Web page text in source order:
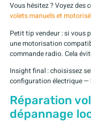
Vous hésitez ? Voyez
volets manuels et
Petit tip vendeur : si vous
une motorisation
commande radio. Cela
Insight final : choisissez
configuration électrique —
Réparation
dépannage